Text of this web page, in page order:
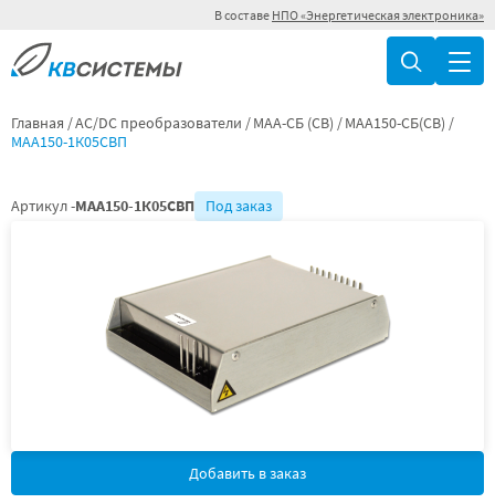
В составе НПО «Энергетическая электроника»
Главная AC/DC преобразователи МАА-СБ (СВ)
МАА150-СБ(СВ)
МАА150-1К05СВП
Артикул -МАА150-1К05СВП Под заказ
Добавить в заказ